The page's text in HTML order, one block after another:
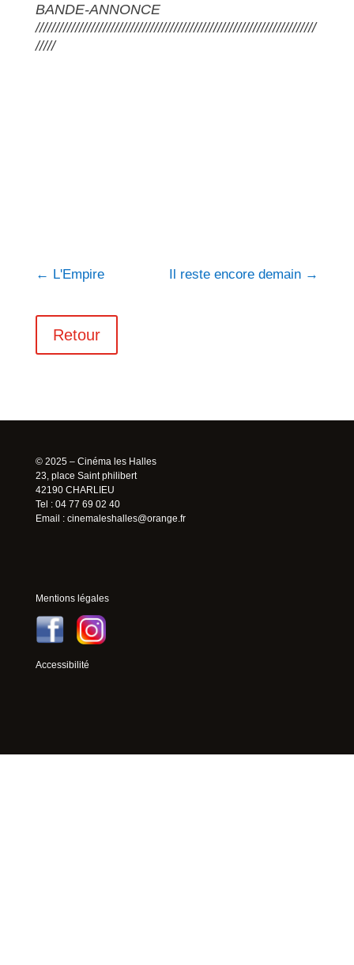
BANDE-ANNONCE
///////////////////////////////////////////////////////////////////////
/////
← L'Empire Il reste encore demain →
Retour
© 2025 – Cinéma les Halles
23, place Saint philibert
42190 CHARLIEU
Tel : 04 77 69 02 40
Email : cinemaleshalles@orange.fr
Mentions légales
Accessibilité